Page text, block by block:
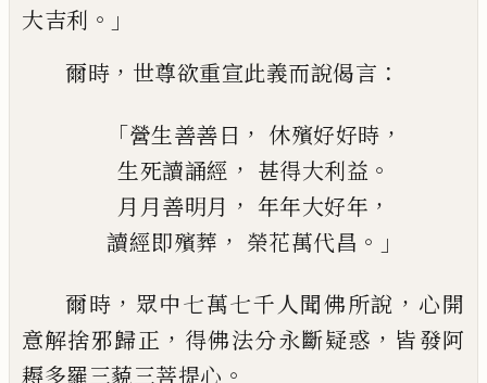
大吉利 。」
爾時 ， 世尊欲重宣此義而說偈言 ：
「營生善善日 ， 休殯好好時 ，
生死讀誦經 ， 甚得大利益 。
月月善明月 ， 年年大好年 ，
讀經即殯葬 ， 榮花萬代昌 。」
爾時 ， 眾中七萬七千人聞佛所說 ， 心開
意解捨邪歸正 ， 得佛法分永斷疑惑 ， 皆發阿
耨多羅三藐三菩提心 。